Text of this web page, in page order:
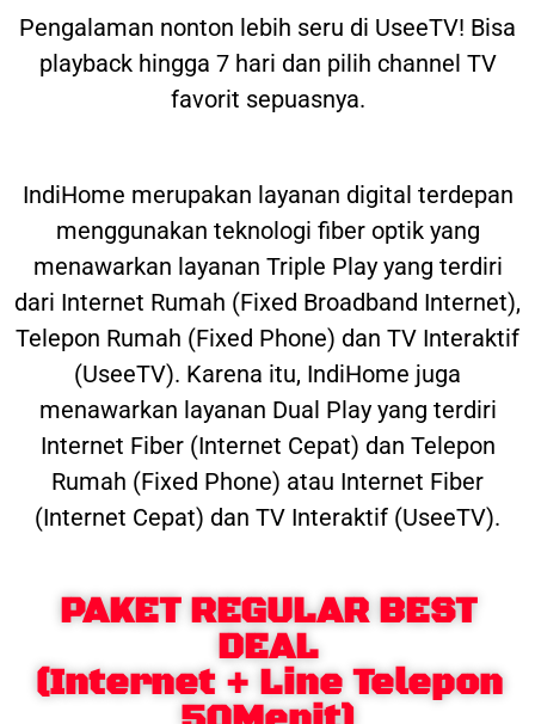
Pengalaman nonton lebih seru di UseeTV! Bisa
playback hingga 7 hari dan pilih channel TV
favorit sepuasnya.
IndiHome merupakan layanan digital terdepan
menggunakan teknologi fiber optik yang
menawarkan layanan Triple Play yang terdiri
dari Internet Rumah (Fixed Broadband Internet),
Telepon Rumah (Fixed Phone) dan TV Interaktif
(UseeTV). Karena itu, IndiHome juga
menawarkan layanan Dual Play yang terdiri
Internet Fiber (Internet Cepat) dan Telepon
Rumah (Fixed Phone) atau Internet Fiber
(Internet Cepat) dan TV Interaktif (UseeTV).
PAKET REGULAR BEST
DEAL
(Internet + Line Telepon